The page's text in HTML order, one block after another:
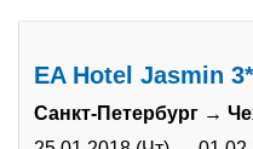
Спецпредложения
Праздничные туры
EA Hotel Jasmin 3*
Санкт-Петербург →